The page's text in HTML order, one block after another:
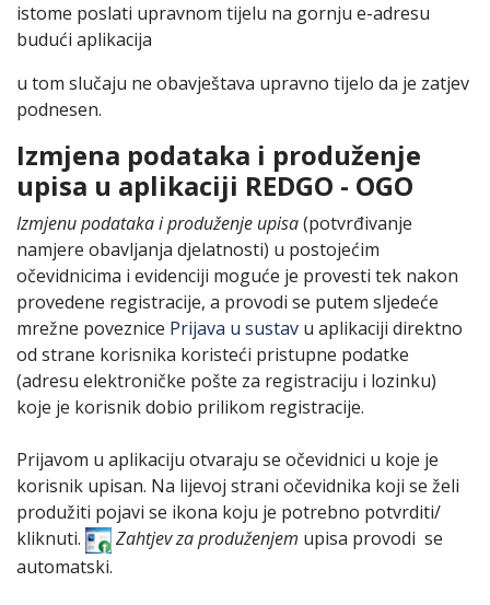
istome poslati upravnom tijelu na gornju e-adresu
budući aplikacija
u tom slučaju ne obavještava upravno tijelo da je zatjev
podnesen.
Izmjena podataka i produženje
upisa u aplikaciji REDGO - OGO
Izmjenu podataka i produženje upisa(potvrđivanje
namjere obavljanja djelatnosti) u postojećim
očevidnicima i evidenciji moguće je provesti tek nakon
provedene registracije, a provodi se putem sljedeće
mrežne poveznice Prijava u sustav u aplikaciji direktno
od strane korisnika koristeći pristupne podatke
(adresu elektroničke pošte za registraciju i lozinku)
koje je korisnik dobio prilikom registracije.
Prijavom u aplikaciju otvaraju se očevidnici u koje je
korisnik upisan. Na lijevoj strani očevidnika koji se želi
produžiti pojavi se ikona koju je potrebno potvrditi/
kliknuti.
Zahtjev za produženjem upisa provodi se
automatski.